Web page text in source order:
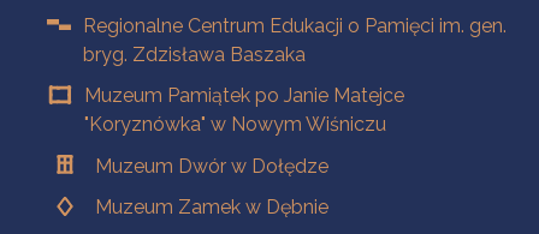
Regionalne Centrum Edukacji o Pamięci im. gen.
bryg. Zdzisława Baszaka
Muzeum Pamiątek po Janie Matejce
"Koryznówka" w Nowym Wiśniczu
Muzeum Dwór w Dołędze
Muzeum Zamek w Dębnie